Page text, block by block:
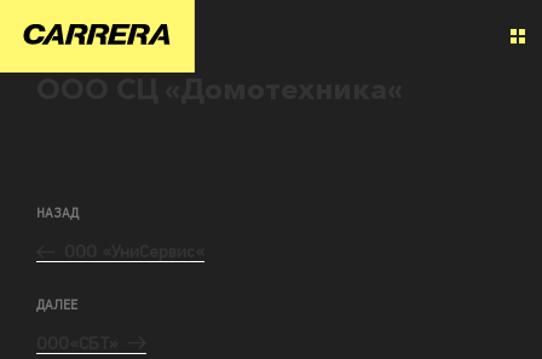
НАЗАД
ДАЛЕЕ